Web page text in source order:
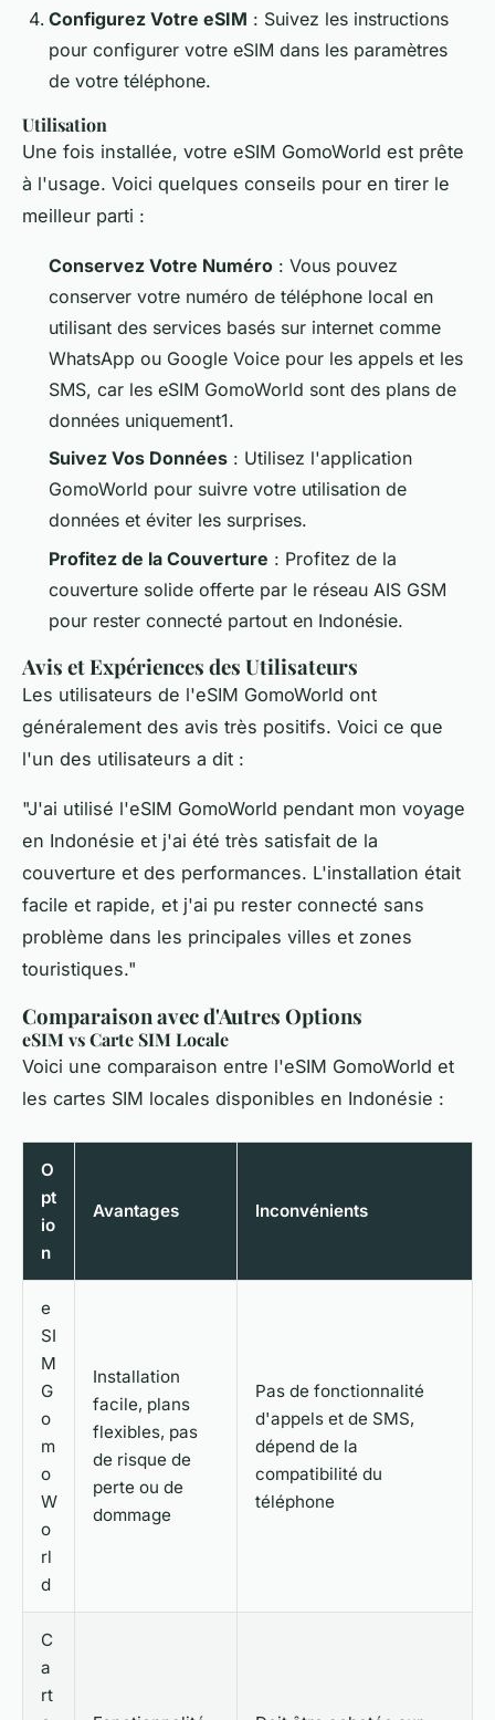
Configurez Votre eSIM : Suivez les instructions
pour configurer votre eSIM dans les paramètres
de votre téléphone.
Utilisation
Une fois installée, votre eSIM GomoWorld est prête
à l'usage. Voici quelques conseils pour en tirer le
meilleur parti :
Conservez Votre Numéro : Vous pouvez
conserver votre numéro de téléphone local en
utilisant des services basés sur internet comme
WhatsApp ou Google Voice pour les appels et les
SMS, car les eSIM GomoWorld sont des plans de
données uniquement1.
Suivez Vos Données : Utilisez l'application
GomoWorld pour suivre votre utilisation de
données et éviter les surprises.
Profitez de la Couverture : Profitez de la
couverture solide offerte par le réseau AIS GSM
pour rester connecté partout en Indonésie.
Avis et Expériences des Utilisateurs
Les utilisateurs de l'eSIM GomoWorld ont
généralement des avis très positifs. Voici ce que
l'un des utilisateurs a dit :
"J'ai utilisé l'eSIM GomoWorld pendant mon voyage
en Indonésie et j'ai été très satisfait de la
couverture et des performances. L'installation était
facile et rapide, et j'ai pu rester connecté sans
problème dans les principales villes et zones
touristiques."
Comparaison avec d'Autres Options
eSIM vs Carte SIM Locale
Voici une comparaison entre l'eSIM GomoWorld et
les cartes SIM locales disponibles en Indonésie :
O
pt
io
n
Avantages Inconvénients
e
SI
M
G
o
m
o
W
o
rl
d
Installation
facile, plans
flexibles, pas
de risque de
perte ou de
dommage
Pas de fonctionnalité
d'appels et de SMS,
dépend de la
compatibilité du
téléphone
C
a
rt